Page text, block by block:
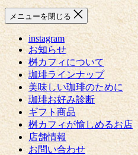
メニューを閉じる
instagram
お知らせ
桝カフィについて
珈琲ラインナップ
美味しい珈琲のために
珈琲お好み診断
ギフト商品
桝カフィが愉しめるお店
店舗情報
お問い合わせ